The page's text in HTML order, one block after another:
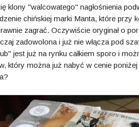
klony "walcowatego" nagłośnienia
chińskiej marki Manta, które
zagrać. Oczywiście oryginał o
zadowolona i już nie włącza pod
jest już na rynku całkiem sporo i
który można już nabyć w cenie